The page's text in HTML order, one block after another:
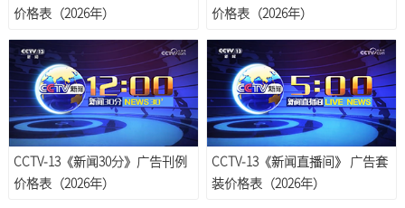
价格表（2026年）
价格表（2026年）
CCTV-13《新闻30分》广告刊例
价格表（2026年）
CCTV-13《新闻直播间》 广告套
装价格表（2026年）